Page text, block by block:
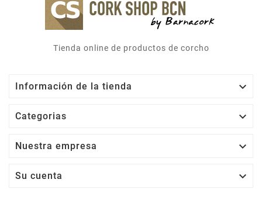
Tienda online de productos de corcho
Información de la tienda 
Categorias 
Nuestra empresa 
Su cuenta 